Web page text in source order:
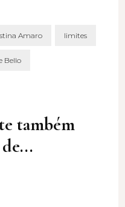
Amaro limites
Bello
também